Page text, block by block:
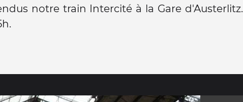
notre train Intercité à la Gare d'Austerlitz.